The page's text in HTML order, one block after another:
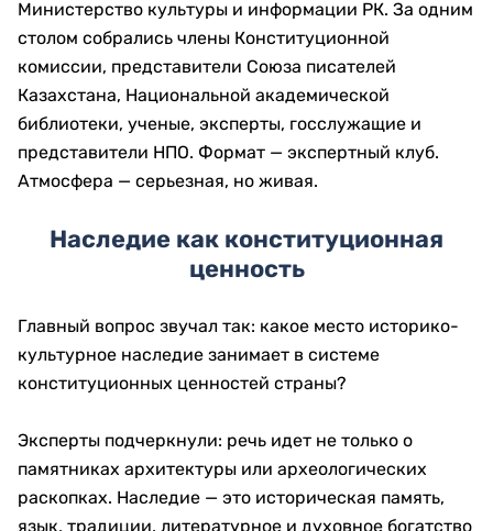
Министерство культуры и информации РК. За одним
столом собрались члены Конституционной
комиссии, представители Союза писателей
Казахстана, Национальной академической
библиотеки, ученые, эксперты, госслужащие и
представители НПО. Формат — экспертный клуб.
Атмосфера — серьезная, но живая.
Наследие как конституционная
ценность
Главный вопрос звучал так: какое место историко-
культурное наследие занимает в системе
конституционных ценностей страны?
Эксперты подчеркнули: речь идет не только о
памятниках архитектуры или археологических
раскопках. Наследие — это историческая память,
язык, традиции, литературное и духовное богатство